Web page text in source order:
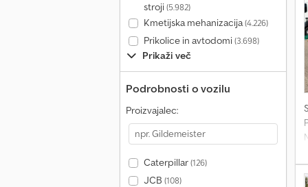
stroji(5.982)
Kmetijska mehanizacija(4.226)
Prikolice in avtodomi(3.698)
Prikaži več
Podrobnosti o vozilu
Proizvajalec:
Caterpillar(126)
JCB (108)